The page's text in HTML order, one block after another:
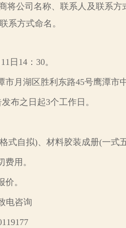
将公司名称、联系人及联系
系方式命名。
11 日 14：30。
市月湖区胜利东路45号鹰潭市
布之日起3个工作日。
式自拟)、材料胶装成册(一式
用。
。
电咨询